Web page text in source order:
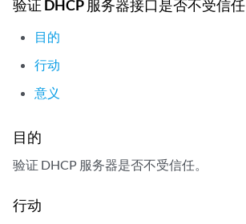
验证 DHCP 服务器接口是否不受信任
目的
行动
意义
目的
验证 DHCP 服务器是否不受信任。
行动